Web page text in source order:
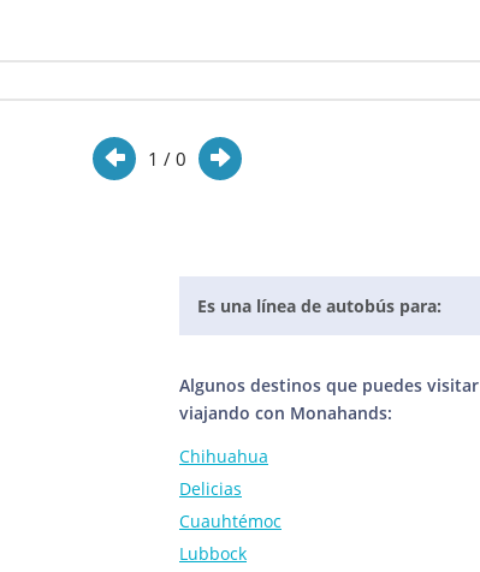
1 / 0
Es una línea de autobús para:
Algunos destinos que puedes visitar
viajando con Monahands:
Chihuahua
Delicias
Cuauhtémoc
Lubbock